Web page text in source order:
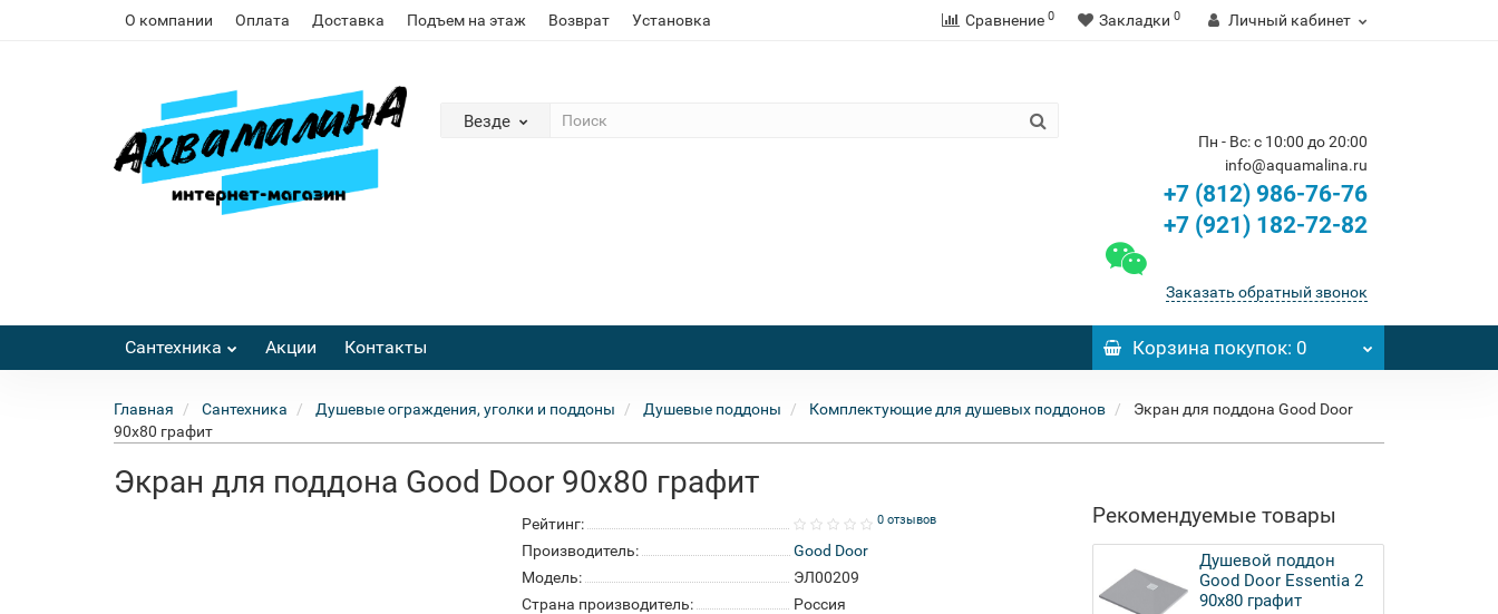
О компании Оплата Доставка Подъем на этаж Возврат Установка Сравнение 0 Закладки 0 Личный кабинет
Везде
Пн - Вс: с 10:00 до 20:00
info@aquamalina.ru
+7 (812) 986-76-76
+7 (921) 182-72-82
Заказать обратный звонок
Сантехника Акции Контакты Корзинапокупок: 0
Главная Сантехника Душевые ограждения, уголки и поддоны Душевые поддоны Комплектующие для душевых поддонов
Экран для поддона Good Door
90x80 графит
Экран для поддона Good Door 90x80 графит
Рейтинг: 0 отзывов
Производитель:
Good Door
Модель:
ЭЛ00209
Страна производитель:
Россия
Рекомендуемые товары
Душевой поддон
Good Door Essentia 2
90x80 графит